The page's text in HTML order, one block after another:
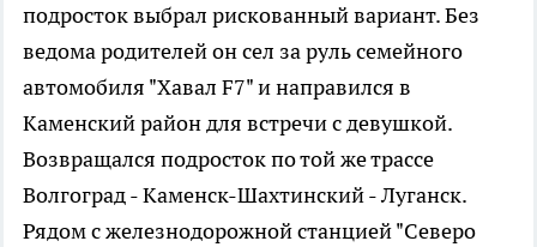
подросток выбрал рискованный вариант. Без
ведома родителей он сел за руль семейного
автомобиля "Хавал F7" и направился в
Каменский район для встречи с девушкой.
Возвращался подросток по той же трассе
Волгоград - Каменск-Шахтинский - Луганск.
Рядом с железнодорожной станцией "Северо